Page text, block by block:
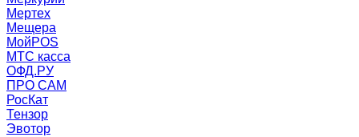
Мертех
Мещера
МойPOS
МТС касса
ОФД.РУ
ПРО САМ
РосКат
Тензор
Эвотор